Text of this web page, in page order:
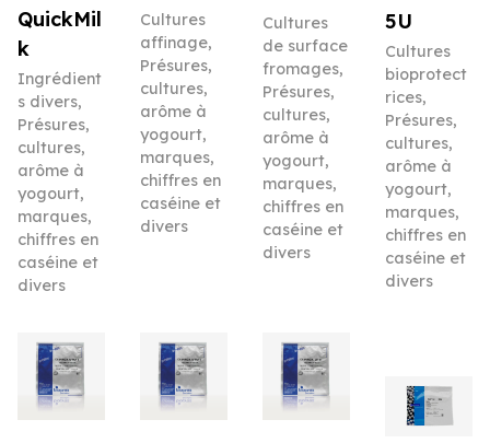
QuickMil
k
Ingrédient
s divers,
Présures,
cultures,
arôme à
yogourt,
marques,
chiffres en
caséine et
divers
Cultures
affinage,
Présures,
cultures,
arôme à
yogourt,
marques,
chiffres en
caséine et
divers
Cultures
de surface
fromages,
Présures,
cultures,
arôme à
yogourt,
marques,
chiffres en
caséine et
divers
5U
Cultures
bioprotect
rices,
Présures,
cultures,
arôme à
yogourt,
marques,
chiffres en
caséine et
divers